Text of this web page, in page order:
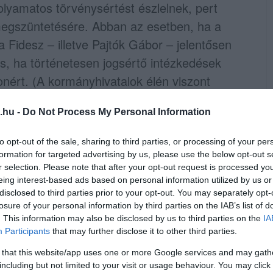
- Do Not Process My Personal Information
opt-out of the sale, sharing to third parties, or processing of your
for targeted advertising by us, please use the below opt-out
selection. Please note that after your opt-out request is processed
interest-based ads based on personal information utilized by us
to third parties prior to your opt-out. You may separately
of your personal information by third parties on the IAB’s list of
This information may also be disclosed by us to third parties on the
Participants that may further disclose it to other third parties.
that this website/app uses one or more Google services and may
but not limited to your visit or usage behaviour. You may
törvénysértést észlelnek, pert
Abban az esetben, ha a
– illetve Pajtók Gábor – jelentősen
ha történetesen jogsértő intézkedések
(A kormányhivatalok élén viszont
is opció marad.)
Pajtók GáborMirkóczki Ádám
frakcióvezető tovább erősítettea
hallható). Oroján legelső mondatában
nevezi, ami összecseng Minczér
szavaival, miszerint a Mi Hazánk
hajtja és nem több.